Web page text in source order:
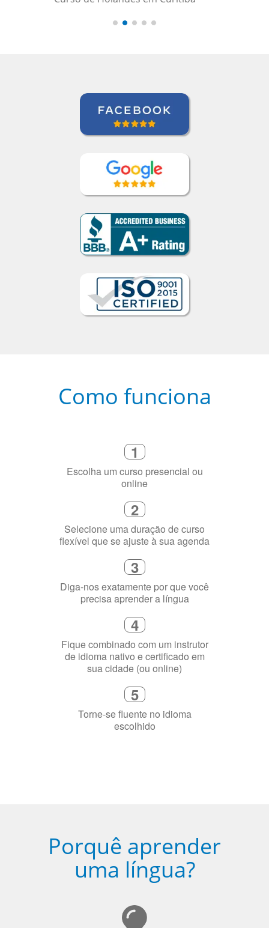
Elder Gomes Dutra
Como funciona
Escolha um curso presencial ou
online
Selecione uma duração de curso
flexível que se ajuste à sua agenda
Diga-nos exatamente por que você
precisa aprender a língua
4
Fique combinado com um instrutor
de idioma nativo e certificado em
sua cidade (ou online)
Porquê aprender
uma língua?